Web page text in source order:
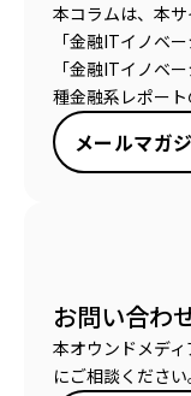
本コラムは、本
「金融ITイノベ
「金融ITイノベ
種金融系レポート
メールマガ
お問い合わ
本オウンドメデ
にご相談ください